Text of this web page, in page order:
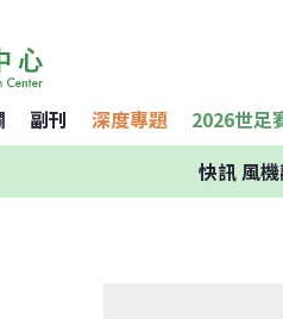
副刊 深度專題 2026世足
快訊風